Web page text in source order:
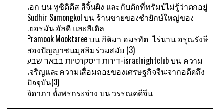
เอก บนทูซิดิดีส สีจิ้นผิง และกับดักที่ทรัมป์ไม่รู้ว่าตกอยู่
Sudhir Sumongkol บน ร้านขายของชำยักษ์ใหญ่ของ
เยอรมัน อัลดี และลีเดิล
Pramook Mooktareeบน กิติมา อมรทัต ไร่นาน อรุณรังษี
สองปัญญาชนมุสลิมร่วมสมัย (3)
דירות דיסקרטיות בבאר שבע-israelnightclubบน ความ
เจริญและความเสื่อมถอยของเศรษฐกิจจีน:จากอดีดถึง
ปัจจุบัน(3)
จิดาภา ตั้งพรกระจ่าง บน วรรณคดีจีน